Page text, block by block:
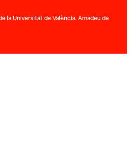
la Universitat de València. Amadeu de